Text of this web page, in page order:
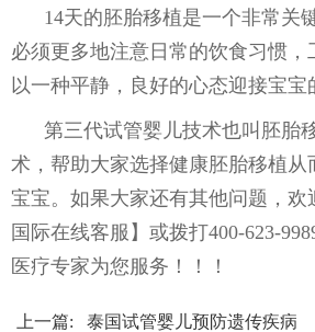
14天的胚胎移植是一个非常关
必须更多地注意日常的饮食习惯，
以一种平静，良好的心态迎接宝宝
第三代试管婴儿技术也叫胚胎
术，帮助大家选择健康胚胎移植从
宝宝。如果大家还有其他问题，欢
国际在线客服】 或拨打400-623-
医疗专家为您服务！！！
上一篇: 泰国试管婴儿预防遗传疾病